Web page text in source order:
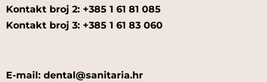
Kontakt broj 2: +385 1 61 81 085
Kontakt broj 3: +385 1 61 83 060
E-mail: dental@sanitaria.hr